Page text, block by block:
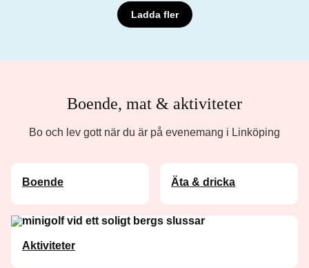
Ladda fler
Boende, mat & aktiviteter
Bo och lev gott när du är på evenemang i Linköping
Boende Äta & dricka
Aktiviteter